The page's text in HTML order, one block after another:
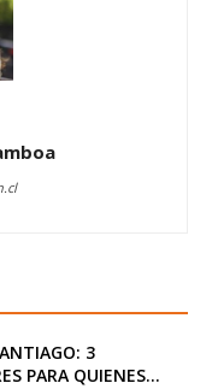
3
PARA QUIENES...